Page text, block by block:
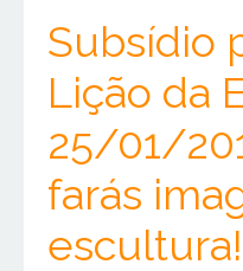
Subsídio
Lição da
25/01/
farás
escultura!